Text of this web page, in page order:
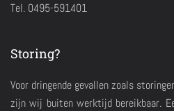
Tel. 0495-591401
Storing?
Voor dringende gevallen zoals
zijn wij buiten werktijd bereikbaar.